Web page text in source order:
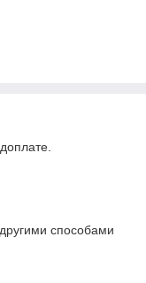
способами